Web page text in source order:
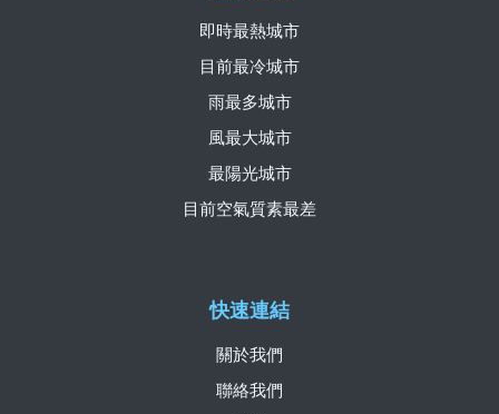
快速連結
關於我們
聯絡我們
即時最熱城市
目前最冷城市
雨最多城市
風最大城市
最陽光城市
目前空氣質素最差